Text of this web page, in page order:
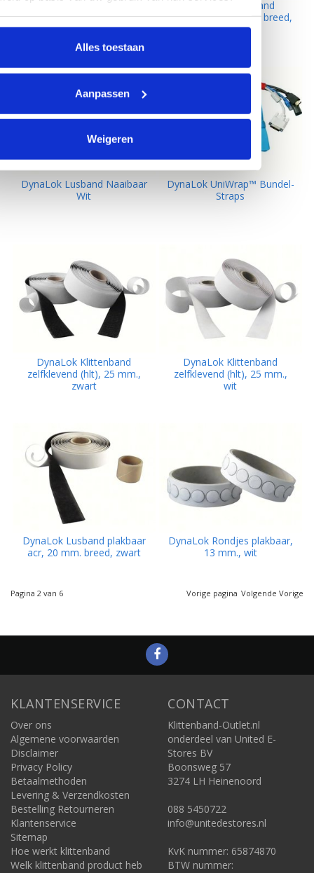
Alles toestaan
Aanpassen
Weigeren
DynaLok Rondjes plakbaar,
13 mm., zwart
DynaLok Haakband
plakbaar hlt, 20 mm. breed,
zwart
DynaLok Lusband Naaibaar
Wit
DynaLok UniWrap™ Bundel-
Straps
DynaLok Klittenband
zelfklevend (hlt), 25 mm.,
zwart
DynaLok Klittenband
zelfklevend (hlt), 25 mm.,
wit
DynaLok Lusband plakbaar
acr, 20 mm. breed, zwart
DynaLok Rondjes plakbaar,
13 mm., wit
Pagina 2 van 6 Vorige pagina Volgende Vorige
KLANTENSERVICE
Over ons
Algemene voorwaarden
Disclaimer
Privacy Policy
Betaalmethoden
Levering & Verzendkosten
Bestelling Retourneren
Klantenservice
Sitemap
Hoe werkt klittenband
Welk klittenband product heb
CONTACT
Klittenband-Outlet.nl
onderdeel van United E-
Stores BV
Boonsweg 57
3274 LH Heinenoord
088 5450722
info@unitedestores.nl
KvK nummer: 65874870
BTW nummer: